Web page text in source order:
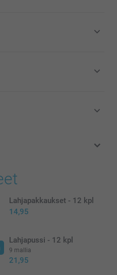
arvonlisäveron ja
Lahjapakkaukset - 12 kpl
14,95
Lahjapussi - 12 kpl
9 mallia
21,95